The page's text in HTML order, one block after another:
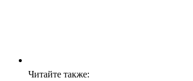
Читайте также: